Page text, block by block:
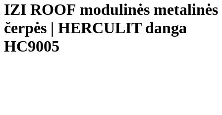
IZI ROOF modulinės metalinės
čerpės | HERCULIT danga
HC9005